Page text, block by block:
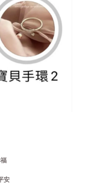
安